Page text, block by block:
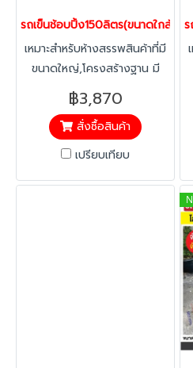
รถเข็นช้อบปิ้ง150ลิตร(ขนาดใกล้เคี
เหมาะสำหรับห้างสรรพสินค้าที่มี
ขนาดใหญ่,โครงสร้างฐาน มี
ความแข็งแรง พร้อมถาดล่าง
เพิ่มความจุสินค้าให้ลูกค้าทำให้
ร้านค้าเพิ่มยอดขายได้อีก ดีไซน์
รถสามารถซ้อนคันได้โดยไม่เกิด
เปลี่ยนเข็นเปลี่ยนทิศทางของ
฿3,870
สั่งซื้อสินค้า
เปรียบเทียบ